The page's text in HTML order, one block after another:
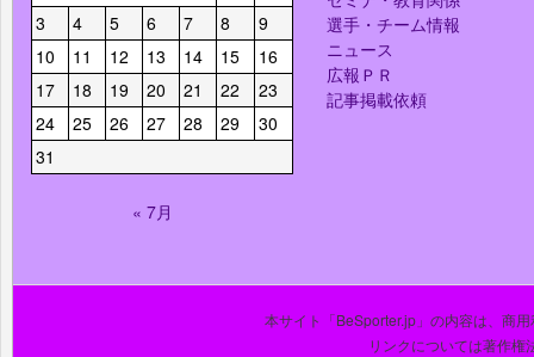
3
4 5 6 7 8
9
10
11 12 13 14 15
16
17
18 19 20 21 22
23
24
25 26 27 28 29
30
31
« 7月
選手・チーム情報
ニュース
広報ＰＲ
記事掲載依頼
本サイト「BeSporter.jp」の内容は、商
リンクについては著作権